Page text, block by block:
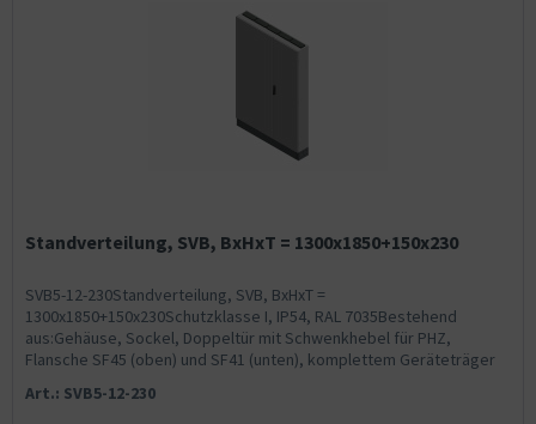
Standverteilung, SVB, BxHxT = 1300x1850+150x230
SVB5-12-230Standverteilung, SVB, BxHxT =
1300x1850+150x230Schutzklasse I, IP54, RAL 7035Bestehend
aus:Gehäuse, Sockel, Doppeltür mit Schwenkhebel für PHZ,
Flansche SF45 (oben) und SF41 (unten), komplettem Geräteträger
Art.: SVB5-12-230